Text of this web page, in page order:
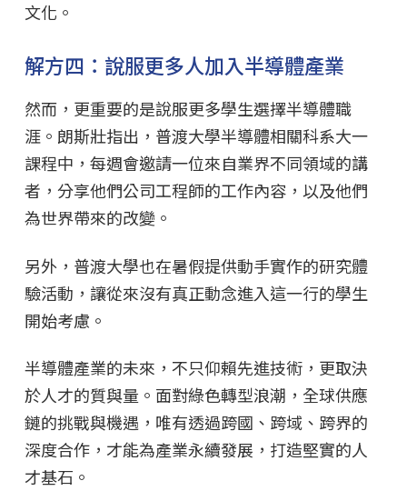
文化。
解方四：說服更多人加入半導體產業
然而，更重要的是說服更多學生選擇半導體職
涯。朗斯壯指出，普渡大學半導體相關科系大一
課程中，每週會邀請一位來自業界不同領域的講
者，分享他們公司工程師的工作內容，以及他們
為世界帶來的改變。
另外，普渡大學也在暑假提供動手實作的研究體
驗活動，讓從來沒有真正動念進入這一行的學生
開始考慮。
半導體產業的未來，不只仰賴先進技術，更取決
於人才的質與量。面對綠色轉型浪潮，全球供應
鏈的挑戰與機遇，唯有透過跨國、跨域、跨界的
深度合作，才能為產業永續發展，打造堅實的人
才基石。